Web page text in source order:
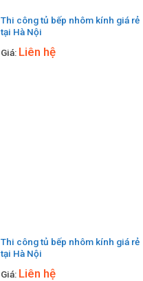
Thi công tủ bếp nhôm kính giá rẻ
tại Hà Nội
Giá: Liên hệ
Thi công tủ bếp nhôm kính giá rẻ
tại Hà Nội
Giá: Liên hệ